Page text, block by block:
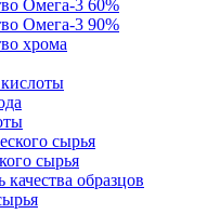
Омега-3 60%
Омега-3 90%
хрома
сырья
сырья
образцов